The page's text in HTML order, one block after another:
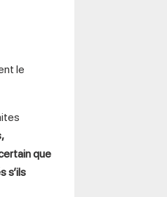
le
que
s’ils